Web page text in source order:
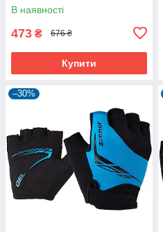
В наявності
473 ₴ 676 ₴
Купити
–30%